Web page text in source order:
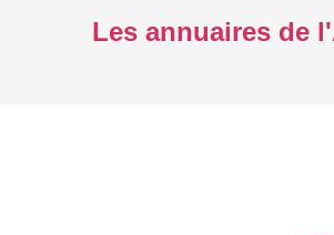
Les annuaires de